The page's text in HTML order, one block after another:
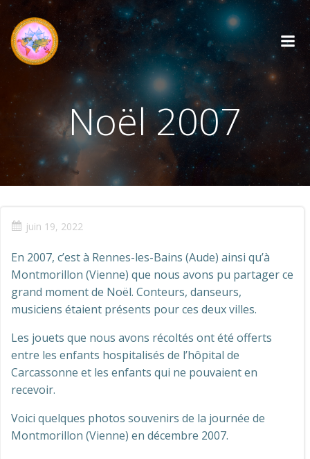
Aller
au
contenu
Noël 2007
juin 19, 2022
En 2007, c’est à Rennes-les-Bains (Aude) ainsi qu’à
Montmorillon (Vienne) que nous avons pu partager ce
grand moment de Noël. Conteurs, danseurs,
musiciens étaient présents pour ces deux villes.
Les jouets que nous avons récoltés ont été offerts
entre les enfants hospitalisés de l’hôpital de
Carcassonne et les enfants qui ne pouvaient en
recevoir.
Voici quelques photos souvenirs de la journée de
Montmorillon (Vienne) en décembre 2007.